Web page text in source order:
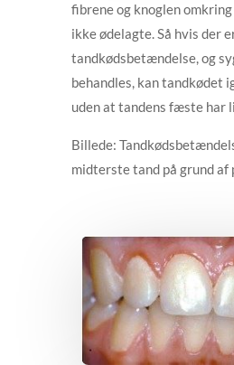
fibrene og knoglen
ikke ødelagte. Så hvis der
tandkødsbetændelse, og
behandles, kan tandkødet
uden at tandens fæste har
Billede:
midterste tand på grund af